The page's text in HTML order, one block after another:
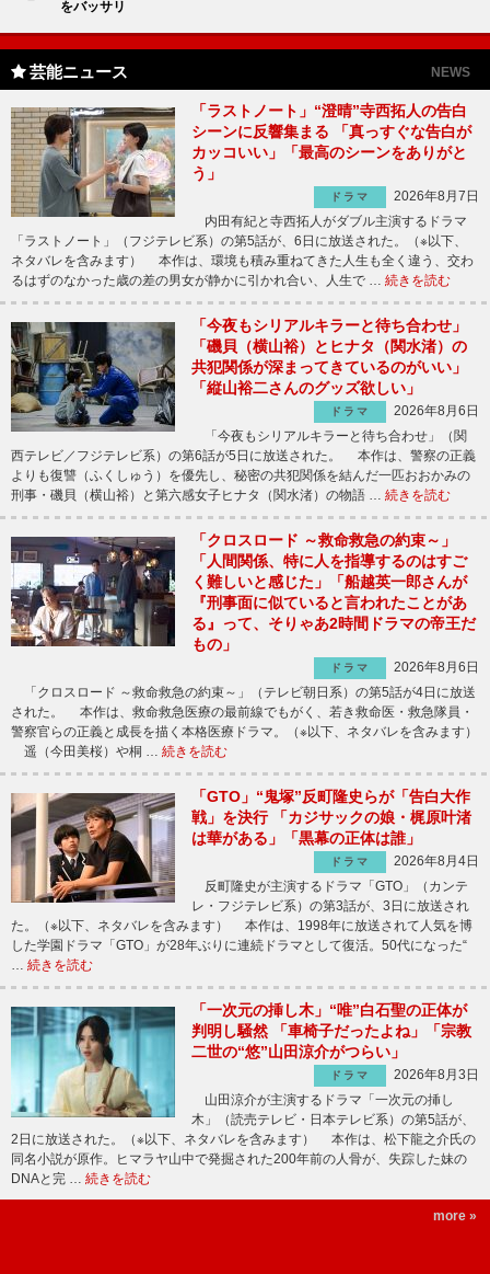
をバッサリ
芸能ニュース NEWS
「ラストノート」“澄晴”寺西拓人の告白
シーンに反響集まる 「真っすぐな告白が
カッコいい」「最高のシーンをありがと
う」
ドラマ
2026年8月7日
内田有紀と寺西拓人がダブル主演するドラマ
「ラストノート」（フジテレビ系）の第5話が、6日に放送された。（※以下、
ネタバレを含みます） 本作は、環境も積み重ねてきた人生も全く違う、交わ
るはずのなかった歳の差の男女が静かに引かれ合い、人生で … 続きを読む
「今夜もシリアルキラーと待ち合わせ」
「磯貝（横山裕）とヒナタ（関水渚）の
共犯関係が深まってきているのがいい」
「縦山裕二さんのグッズ欲しい」
ドラマ
2026年8月6日
「今夜もシリアルキラーと待ち合わせ」（関
西テレビ／フジテレビ系）の第6話が5日に放送された。 本作は、警察の正義
よりも復讐（ふくしゅう）を優先し、秘密の共犯関係を結んだ一匹おおかみの
刑事・磯貝（横山裕）と第六感女子ヒナタ（関水渚）の物語 … 続きを読む
「クロスロード ～救命救急の約束～」
「人間関係、特に人を指導するのはすご
く難しいと感じた」「船越英一郎さんが
『刑事面に似ていると言われたことがあ
る』って、そりゃあ2時間ドラマの帝王だ
もの」
ドラマ
2026年8月6日
「クロスロード ～救命救急の約束～」（テレビ朝日系）の第5話が4日に放送
された。 本作は、救命救急医療の最前線でもがく、若き救命医・救急隊員・
警察官らの正義と成長を描く本格医療ドラマ。（※以下、ネタバレを含みます）
遥（今田美桜）や桐 … 続きを読む
「GTO」“鬼塚”反町隆史らが「告白大作
戦」を決行 「カジサックの娘・梶原叶渚
は華がある」「黒幕の正体は誰」
ドラマ
2026年8月4日
反町隆史が主演するドラマ「GTO」（カンテ
レ・フジテレビ系）の第3話が、3日に放送され
た。（※以下、ネタバレを含みます） 本作は、1998年に放送されて人気を博
した学園ドラマ「GTO」が28年ぶりに連続ドラマとして復活。50代になった“
… 続きを読む
「一次元の挿し木」“唯”白石聖の正体が
判明し騒然 「車椅子だったよね」「宗教
二世の“悠”山田涼介がつらい」
ドラマ
2026年8月3日
山田涼介が主演するドラマ「一次元の挿し
木」（読売テレビ・日本テレビ系）の第5話が、
2日に放送された。（※以下、ネタバレを含みます） 本作は、松下龍之介氏の
同名小説が原作。ヒマラヤ山中で発掘された200年前の人骨が、失踪した妹の
DNAと完 … 続きを読む
more »